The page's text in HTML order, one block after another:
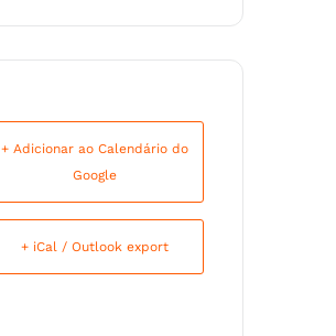
+ Adicionar ao Calendário do
Google
+ iCal / Outlook export